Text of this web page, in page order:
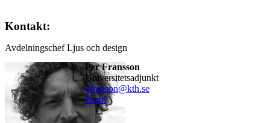
Kontakt:
Avdelningschef Ljus och design
Per Fransson
universitetsadjunkt
pfranson@kth.se
Profil